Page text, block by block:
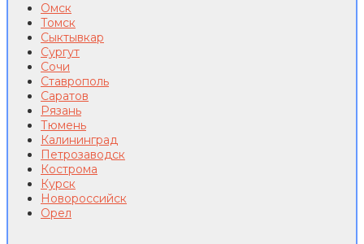
Омск
Томск
Сыктывкар
Сургут
Сочи
Ставрополь
Саратов
Рязань
Тюмень
Калининград
Петрозаводск
Кострома
Курск
Новороссийск
Орел